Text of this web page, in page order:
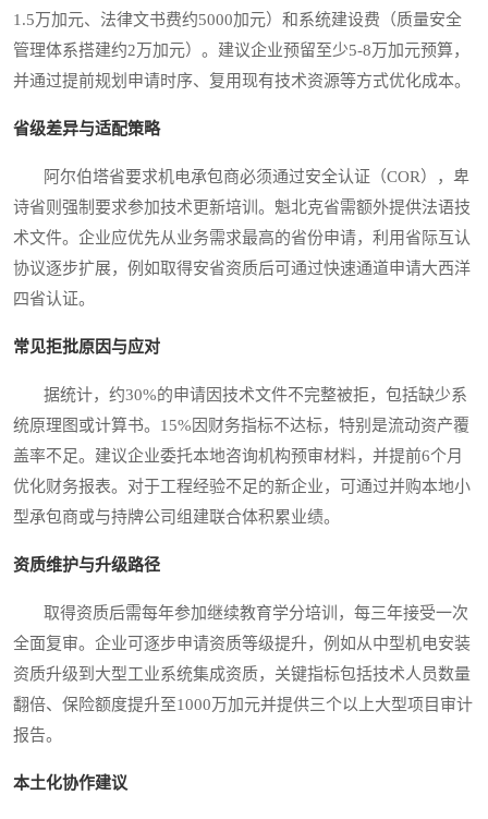
1.5万加元、法律文书费约5000加元）和系统建设费（质量安全
管理体系搭建约2万加元）。建议企业预留至少5-8万加元预算，
并通过提前规划申请时序、复用现有技术资源等方式优化成本。
省级差异与适配策略
阿尔伯塔省要求机电承包商必须通过安全认证（COR），卑
诗省则强制要求参加技术更新培训。魁北克省需额外提供法语技
术文件。企业应优先从业务需求最高的省份申请，利用省际互认
协议逐步扩展，例如取得安省资质后可通过快速通道申请大西洋
四省认证。
常见拒批原因与应对
据统计，约30%的申请因技术文件不完整被拒，包括缺少系
统原理图或计算书。15%因财务指标不达标，特别是流动资产覆
盖率不足。建议企业委托本地咨询机构预审材料，并提前6个月
优化财务报表。对于工程经验不足的新企业，可通过并购本地小
型承包商或与持牌公司组建联合体积累业绩。
资质维护与升级路径
取得资质后需每年参加继续教育学分培训，每三年接受一次
全面复审。企业可逐步申请资质等级提升，例如从中型机电安装
资质升级到大型工业系统集成资质，关键指标包括技术人员数量
翻倍、保险额度提升至1000万加元并提供三个以上大型项目审计
报告。
本土化协作建议